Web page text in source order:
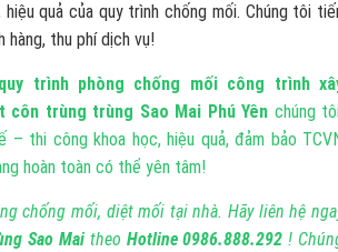
quả của quy trình chống mối. Chúng tôi
hàng, thu phí dịch vụ!
quy trình phòng chống mối công trình
côn trùng trùng Sao Mai Phú Yên chúng
thi công khoa học, hiệu quả, đảm bảo
hoàn toàn có thể yên tâm!
chống mối, diệt mối tại nhà. Hãy liên hệ
Sao Maitheo Hotline 0986.888.292!